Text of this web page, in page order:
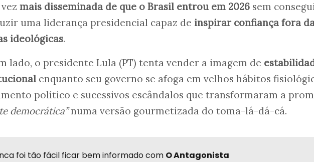
mais disseminada de que o Brasil entrou em 2026 sem
uma liderança presidencial capaz de inspirar confiança fora
ideológicas.
lado, o presidente Lula (PT) tenta vender a imagem de
enquanto seu governo se afoga em velhos hábitos
político e sucessivos escândalos que transformaram a
democrática”numa versão gourmetizada do toma-lá-dá-cá.
foi tão fácil ficar bem informado com O Antagonista